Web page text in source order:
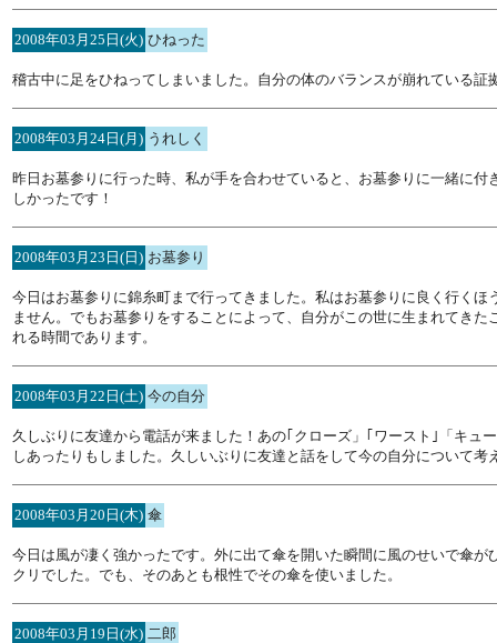
2008年03月25日(火) ひねった
稽古中に足をひねってしまいました。自分の体のバランスが崩れている
2008年03月24日(月) うれしく
昨日お墓参りに行った時、私が手を合わせていると、お墓参りに一緒に
しかったです！
2008年03月23日(日) お墓参り
今日はお墓参りに錦糸町まで行ってきました。私はお墓参りに良く行く
ません。でもお墓参りをすることによって、自分がこの世に生まれてき
れる時間であります。
2008年03月22日(土) 今の自分
久しぶりに友達から電話が来ました！あの｢クローズ」｢ワースト｣「キ
しあったりもしました。久しいぶりに友達と話をして今の自分について考
2008年03月20日(木) 傘
今日は風が凄く強かったです。外に出て傘を開いた瞬間に風のせいで傘
クリでした。でも、そのあとも根性でその傘を使いました。
2008年03月19日(水) 二郎